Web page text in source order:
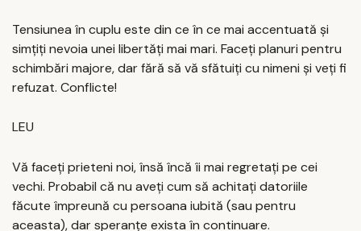
Tensiunea în cuplu este din ce în ce mai accentuată și
simțiți nevoia unei libertăți mai mari. Faceți planuri pentru
schimbări majore, dar fără să vă sfătuiți cu nimeni și veți fi
refuzat. Conflicte!
LEU
Vă faceți prieteni noi, însă încă îi mai regretați pe cei
vechi. Probabil că nu aveți cum să achitați datoriile
făcute împreună cu persoana iubită (sau pentru
aceasta), dar speranțe exista în continuare.